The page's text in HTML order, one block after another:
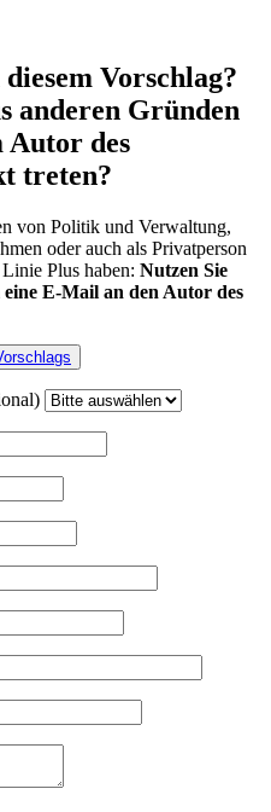
Vorschlag?
anderen Gründen
Autor des
treten?
von Politik und Verwaltung,
oder auch als Privatperson
Plus haben: Nutzen Sie
E-Mail an den Autor des